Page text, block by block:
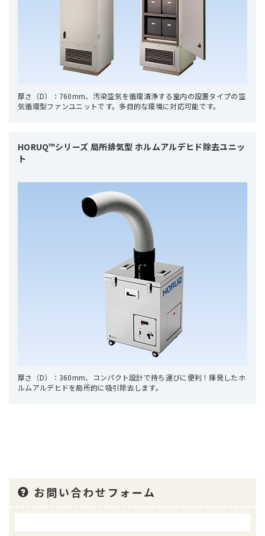
厚さ（D）：760mm、汚染空気を循環清浄する室内の設置タイプの空
気循環型ファンユニットです。多目的な環境に対応可能です。
HORUQ™シリーズ 局所排気型 ホルムアルデヒド除去ユニッ
ト
厚さ（D）：360mm、コンパクト設計で持ち運びに便利！揮発したホ
ルムアルデヒドを局所的に吸引除去します。
お問い合わせフォーム